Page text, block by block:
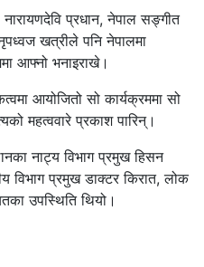
नारायणदेवि प्रधान, नेपाल सङ्गीत
खत्रीले पनि नेपालमा
आफ्नो भनाइराखे।
आयोजितो सो कार्यक्रममा सो
महत्ववारे प्रकाश पारिन्।
नाट्य विभाग प्रमुख हिसन
विभाग प्रमुख डाक्टर किरात, लोक
उपस्थिति थियो।